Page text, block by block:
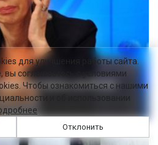
осталось на 59 лет
для улучшения работы сайта.
вы соглашаетесь с условиями
Чтобы ознакомиться с нашими
и об использовании
Отклонить